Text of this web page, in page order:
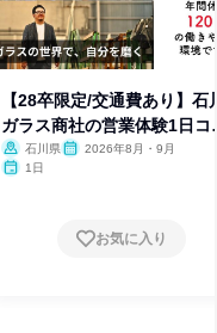
【28卒限定/交通費あり】石
ガラス商社の営業体験1日コ
ス 石川県
2026年8月・9月
1日
お気に入り